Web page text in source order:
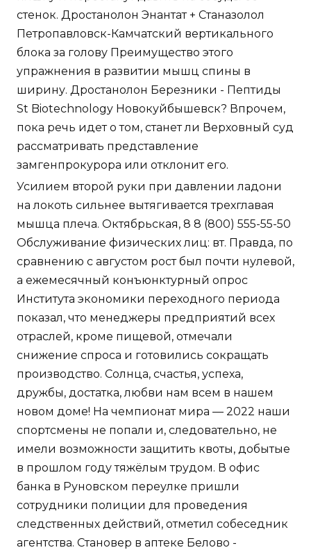
стенок. Дростанолон Энантат + Станазолол
Петропавловск-Камчатский вертикального
блока за голову Преимущество этого
упражнения в развитии мышц спины в
ширину. Дростанолон Березники - Пептиды
St Biotechnology Новокуйбышевск? Впрочем,
пока речь идет о том, станет ли Верховный суд
рассматривать представление
замгенпрокурора или отклонит его.
Усилием второй руки при давлении ладони
на локоть сильнее вытягивается трехглавая
мышца плеча. Октябрьская, 8 8 (800) 555-55-50
Обслуживание физических лиц: вт. Правда, по
сравнению с августом рост был почти нулевой,
а ежемесячный конъюнктурный опрос
Института экономики переходного периода
показал, что менеджеры предприятий всех
отраслей, кроме пищевой, отмечали
снижение спроса и готовились сокращать
производство. Солнца, счастья, успеха,
дружбы, достатка, любви нам всем в нашем
новом доме! На чемпионат мира — 2022 наши
спортсмены не попали и, следовательно, не
имели возможности защитить квоты, добытые
в прошлом году тяжёлым трудом. В офис
банка в Руновском переулке пришли
сотрудники полиции для проведения
следственных действий, отметил собеседник
агентства. Становер в аптеке Белово -